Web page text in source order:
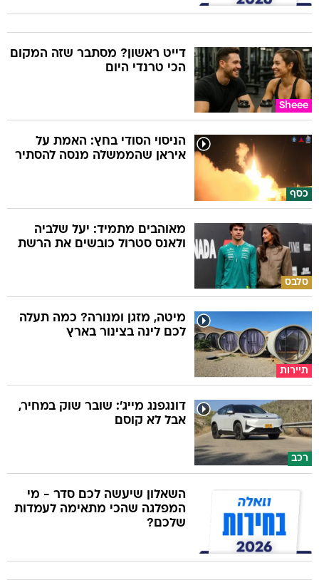
Sheee
דייט ראשון? מסתבר שזה המקום
הכי טרנדי היום
כסף
הניסוי הסודי בחץ: האמת על
איראן שהממשלה מנסה להסתיר
סלבס
מאוהבים מתמיד: יעל שלביה
ולאנס סטרול כובשים את הרשת
תיירות
מיטה, מזגן ומנורה? כמה תעלה
לכם לינה בצינור בארץ
רכב
דונגפנג מייג': שובר שוק במחיר,
אבל לא קוסם
השאלון שיעשה לכם סדר - מי
המפלגה שהכי מתאימה לעמדות
שלכם?